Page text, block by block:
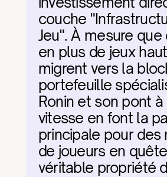
couche
Jeu". À mesure que
en plus de jeux
migrent vers la
portefeuille
Ronin et son pont
vitesse en font la
principale pour des
de joueurs en
véritable propriété